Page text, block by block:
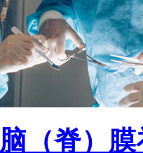
（脊）